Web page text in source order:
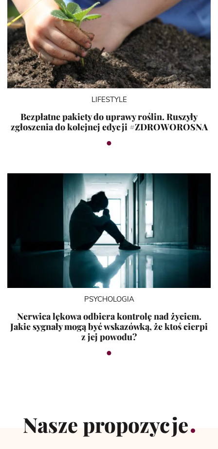
LIFESTYLE
Bezpłatne pakiety do uprawy roślin. Ruszyły
zgłoszenia do kolejnej edycji #ZDROWOROSNA
PSYCHOLOGIA
Nerwica lękowa odbiera kontrolę nad życiem.
Jakie sygnały mogą być wskazówką, że ktoś cierpi
z jej powodu?
Nasze propozycje